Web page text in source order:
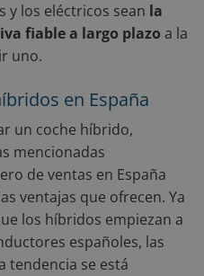
y los eléctricos sean la
fiable a largo plazo a la
uno.
en España
un coche híbrido,
mencionadas
de ventas en España
ventajas que ofrecen. Ya
los híbridos empiezan a
españoles, las
tendencia se está